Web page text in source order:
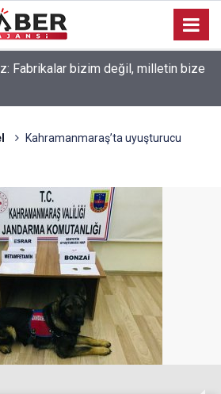
Fabrikalar bizim değil, milletin bize
Kahramanmaraş’ta uyuşturucu